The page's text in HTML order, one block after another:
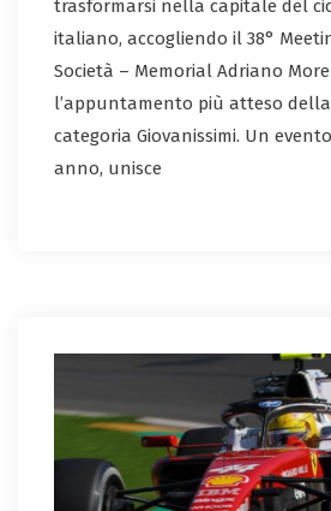
trasformarsi nella capitale del
italiano, accogliendo il 38°
Società – Memorial Adriano
l’appuntamento più atteso
categoria Giovanissimi. Un
anno, unisce